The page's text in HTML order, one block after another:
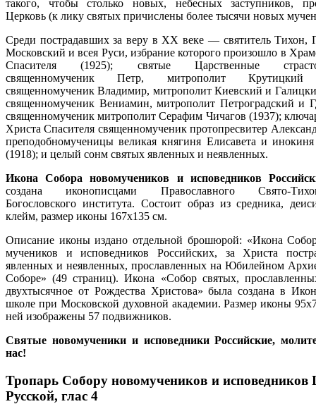
такого, чтобы столько новых, небесных заступников,
Церковь (к лику святых причислены более тысячи новых
Среди пострадавших за веру в ХХ веке ― святитель Тихон,
Московский и всея Руси, избрание которого произошло в
Спасителя (1925); святые Царственные
священномученик Петр, митрополит Крутицкий
священномученик Владимир, митрополит Киевский и
священномученик Вениамин, митрополит Петроградский и
священномученик митрополит Серафим Чичагов (1937);
Христа Спасителя священномученик протопресвитер
преподобномученицы великая княгиня Елисавета и
(1918); и целый сонм святых явленных и неявленных.
Икона Собора новомучеников и исповедников
создана иконописцами Православного Свято-
Богословского института. Состоит образ из средника,
клейм, размер иконы 167х135 см.
Описание иконы издано отдельной брошюрой: «Икона
мучеников и исповедников Российских, за Христа
явленных и неявленных, прославленных на Юбилейном
Соборе» (49 страниц). Икона «Собор святых,
двухтысячное от Рождества Христова» была создана в
школе при Московской духовной академии. Размер иконы
ней изображены 57 подвижников.
Святые новомученики и исповедники Российские,
нас!
Тропарь Собору новомучеников и исповедников
Русской, глас 4